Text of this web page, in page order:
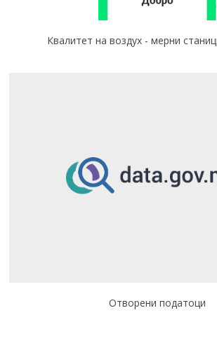
Квалитет на воздух - мерни
Отворени податоци